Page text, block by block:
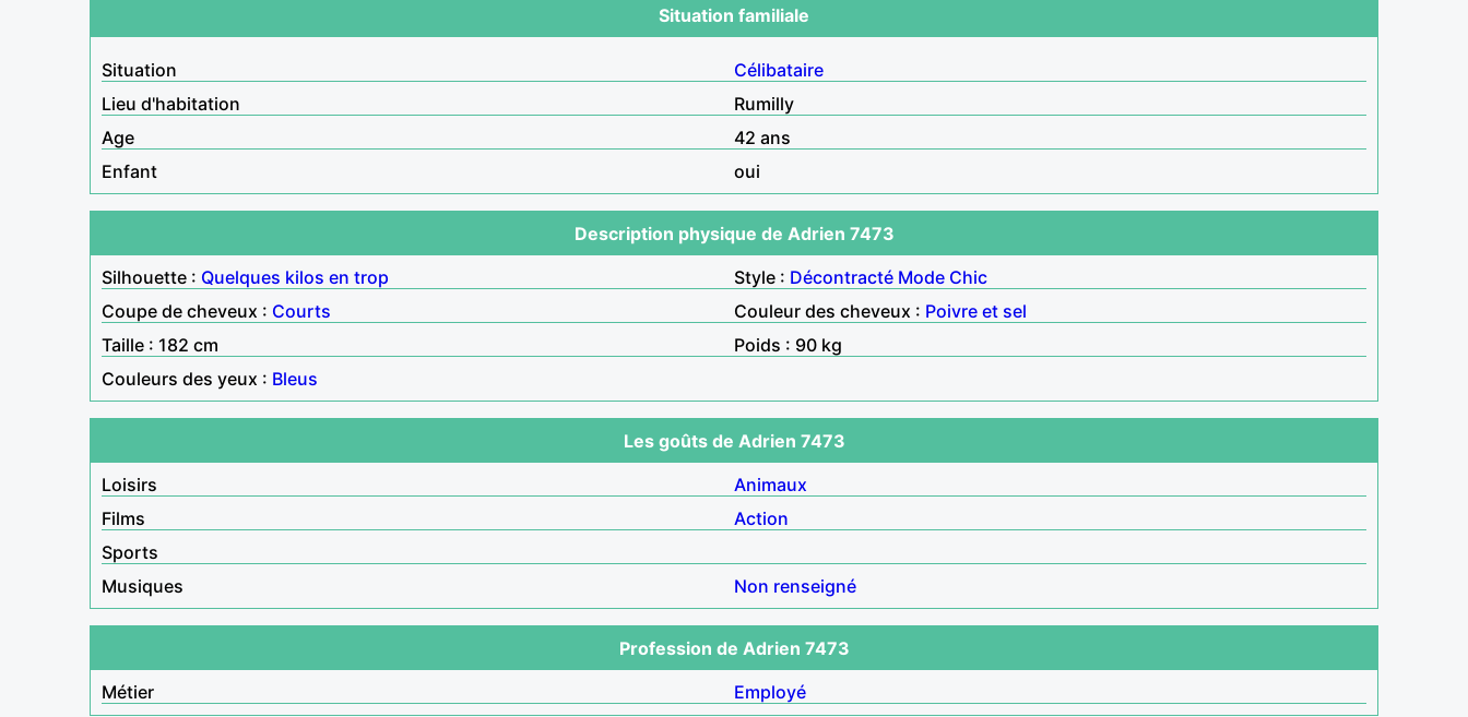
Situation familiale
Situation
Célibataire
Lieu d'habitation
Rumilly
Age
42 ans
Enfant
oui
Description physique de Adrien 7473
Silhouette : Quelques kilos en trop Style : Décontracté Mode Chic
Coupe de cheveux : Courts Couleur des cheveux : Poivre et sel
Taille : 182 cm
Poids : 90 kg
Couleurs des yeux : Bleus
Les goûts de Adrien 7473
Loisirs
Animaux
Films
Action
Sports
Musiques
Non renseigné
Profession de Adrien 7473
Métier
Employé